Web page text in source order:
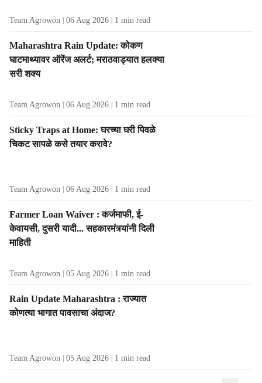
Team Agrowon 06 Aug 2026 1 min read
Maharashtra Rain Update: कोकण
घाटमाथ्यावर ऑरेंज अलर्ट; मराठवाड्यात हलक्या
सरी शक्य
Team Agrowon 06 Aug 2026 1 min read
Sticky Traps at Home: घरच्या घरी पिवळे
चिकट सापळे कसे तयार करावे?
Team Agrowon 06 Aug 2026 1 min read
Farmer Loan Waiver : कर्जमाफी, ई-
केवायसी, दुसरी यादी... सहकारमंत्र्यांनी दिली
माहिती
Team Agrowon 05 Aug 2026 1 min read
Rain Update Maharashtra : राज्यात
कोणत्या भागात पावसाचा अंदाज?
Team Agrowon 05 Aug 2026 1 min read